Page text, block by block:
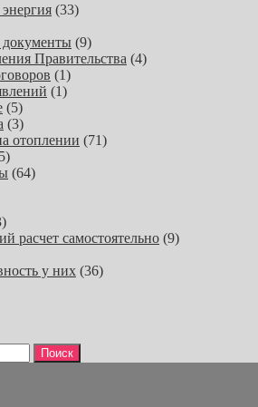
(33)
(9)
Правительства (4)
(1)
(1)
(5)
(3)
отоплении (71)
(64)
расчет самостоятельно (9)
у них (36)